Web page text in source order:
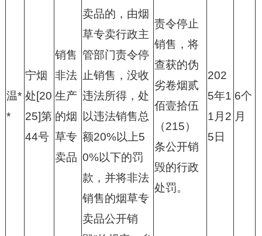
温*
*
宁烟
处[20
25]第
44号
销售
非法
生产
的烟
草专
卖品
卖品的，由烟
草专卖行政主
管部门责令停
止销售，没收
违法所得，处
以违法销售总
额20%以上5
0%以下的罚
款，并将非法
销售的烟草专
卖品公开销
责令停止
销售，将
查获的伪
劣卷烟贰
佰壹拾伍
（215）
条公开销
毁的行政
处罚。
202
5年1
1月2
5日
6个
月